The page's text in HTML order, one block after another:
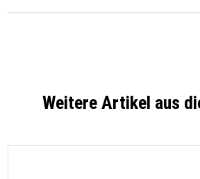
Weitere Artikel aus